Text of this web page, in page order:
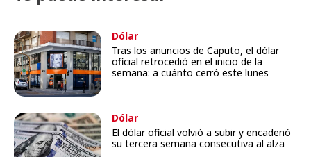
Dólar
Tras los anuncios de Caputo, el dólar
oficial retrocedió en el inicio de la
semana: a cuánto cerró este lunes
Dólar
El dólar oficial volvió a subir y encadenó
su tercera semana consecutiva al alza